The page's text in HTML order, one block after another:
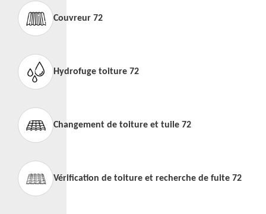
Couvreur 72
Hydrofuge toiture 72
Changement de toiture et tuile 72
Vérification de toiture et recherche de fuite 72